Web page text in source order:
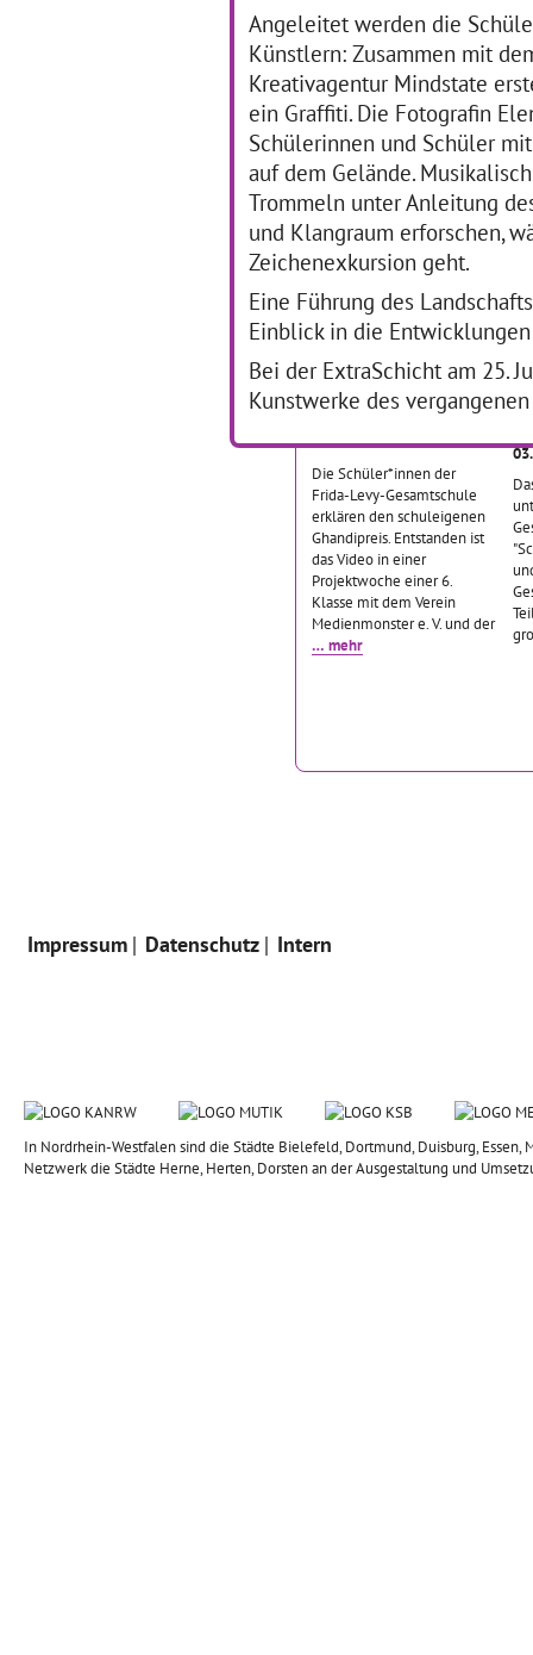
Angeleitet werden die
Künstlern: Zusammen mit
Kreativagentur Mindstate
ein Graffiti. Die Fotografin
Schülerinnen und Schüler
auf dem Gelände.
Trommeln unter Anleitung
und Klangraum erforschen,
Zeichenexkursion geht.
Eine Führung des
Einblick in die
Bei der ExtraSchicht am 25.
Kunstwerke des
Mosaik im Entstehen
03.06.2019–14.06.2019
Etwa 250 Schülerinnen und
Schüler aus allen
Jahrgangsstufen der Schule
Schulmensa in
Zusammenarbeit mit der
Künstlerin Regina
Bartholme ein Wandmosaik.
Das Wandbild erstreckt
…
Erklärvideo "Gandhi-
Preis" der Frida-Levy-
Gesamtschule
29.04.2019–02.05.2019
Die Schüler*innen der
Frida-Levy-Gesamtschule
erklären den schuleigenen
Ghandipreis. Entstanden ist
das Video in einer
Projektwoche einer 6.
Klasse mit dem Verein
Medienmonster e. V. und der
… mehr
Impressum Datenschutz Intern
In Nordrhein-Westfalen sind die Städte Bielefeld, Dortmund, Duisburg,
Netzwerk die Städte Herne, Herten, Dorsten an der Ausgestaltung und